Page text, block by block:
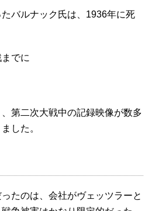
バルナック氏は、1936年に死
でに
第二次大戦中の記録映像が数多
した。
たのは、会社がヴェッツラーと